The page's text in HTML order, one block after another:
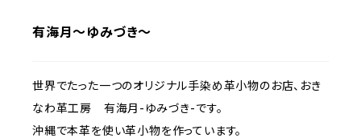
有海月～ゆみづき～
世界でたった一つのオリジナル手染め革小物のお店、おき
なわ革工房 有海月-ゆみづき-です。
沖縄で本革を使い革小物を作っています。